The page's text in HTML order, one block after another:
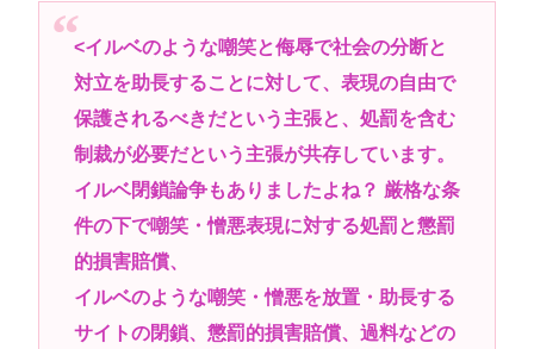
日本人の9割は高市早苗の顔や変な喋りを見ても平気
だから支持率9割。学校の美術科と音楽科はしっかり
して！
障害年金受給大学生ワイ、就活や院試に必死な同期
を高みの見物www
NIKKEにペルソナが参戦か！？😲
高市早苗さん、憧れのバンドを官邸に招き、自身の
サイン入りドラム・スティックをプレゼントw
若くて美人なママと親友の淫らな行為内容を毎回聞
かされる「女神の加護を受けしママのサーガ」3巻 今
<イルベのような嘲笑と侮辱で社会の分断と
対立を助長することに対して、表現の自由で
保護されるべきだという主張と、処罰を含む
制裁が必要だという主張が共存しています。
イルベ閉鎖論争もありましたよね？ 厳格な条
件の下で嘲笑・憎悪表現に対する処罰と懲罰
的損害賠償、
イルベのような嘲笑・憎悪を放置・助長する
サイトの閉鎖、懲罰的損害賠償、過料などの